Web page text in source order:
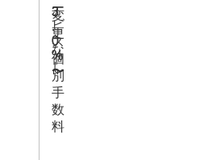
ー
ビ
ス
個
別
手
数
料
3
.
0
%
〜
3
.
0
%
〜
変
更
な
し